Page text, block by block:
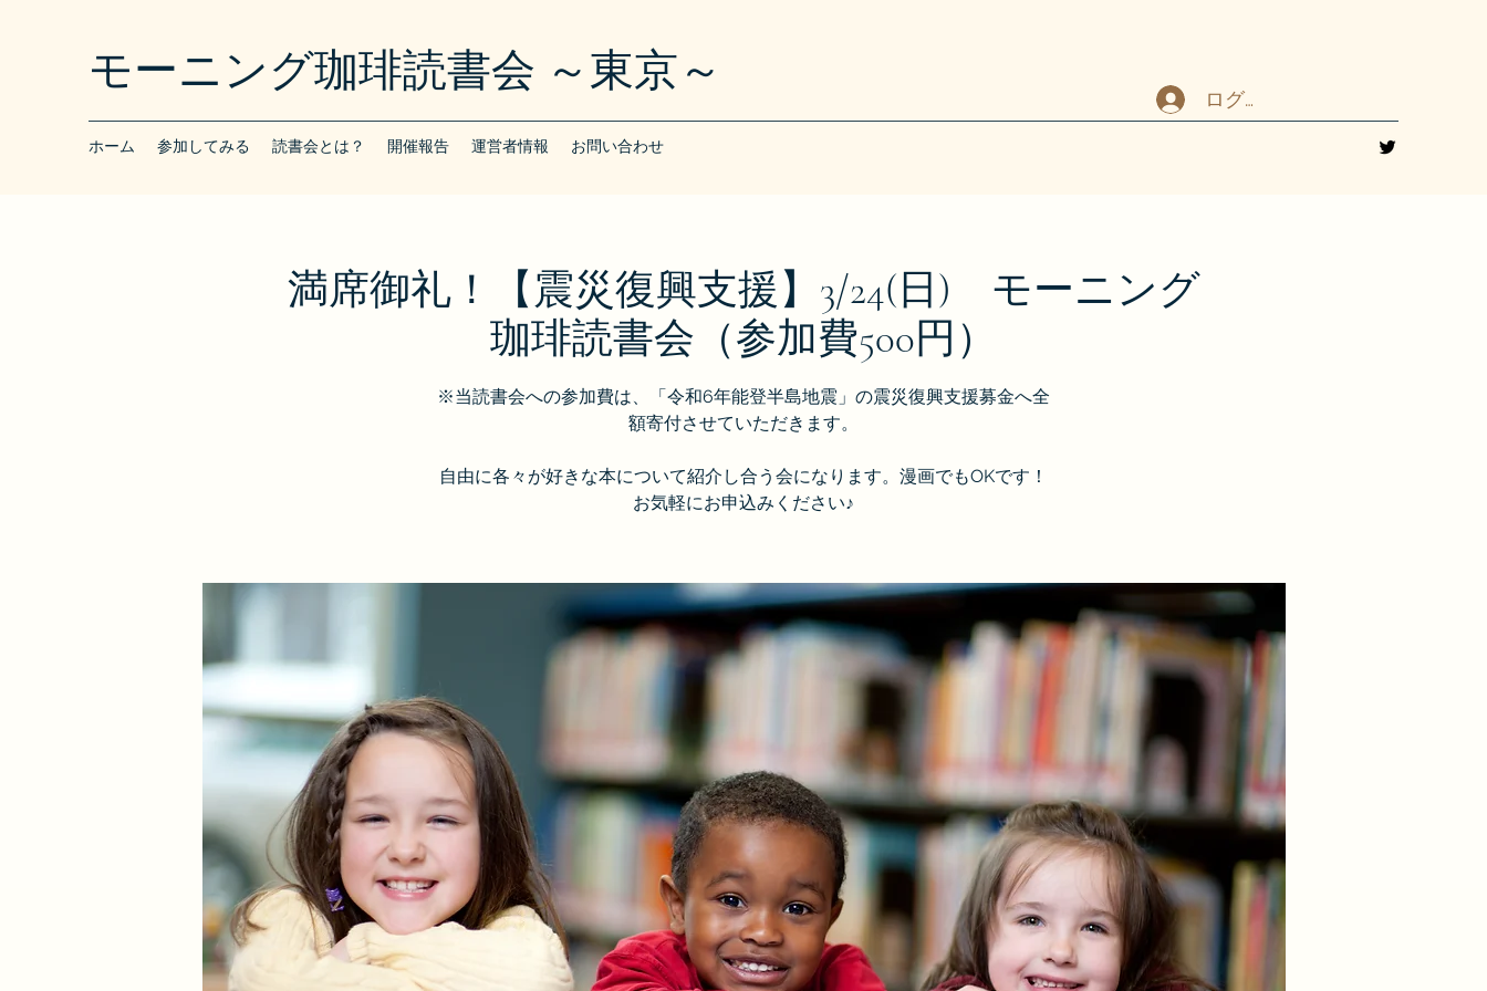
モーニング珈琲読書会 ～東京～
ホーム 参加してみる 読書会とは？ 開催報告 運営者情報 お問い合わせ
ログイン
満席御礼！【震災復興支援】3/24(日) モーニング
珈琲読書会（参加費500円）
※当読書会への参加費は、「令和6年能登半島地震」の震災復興支援募金へ全
額寄付させていただきます。
自由に各々が好きな本について紹介し合う会になります。漫画でもOKです！
お気軽にお申込みください♪